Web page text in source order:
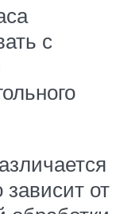
с
от